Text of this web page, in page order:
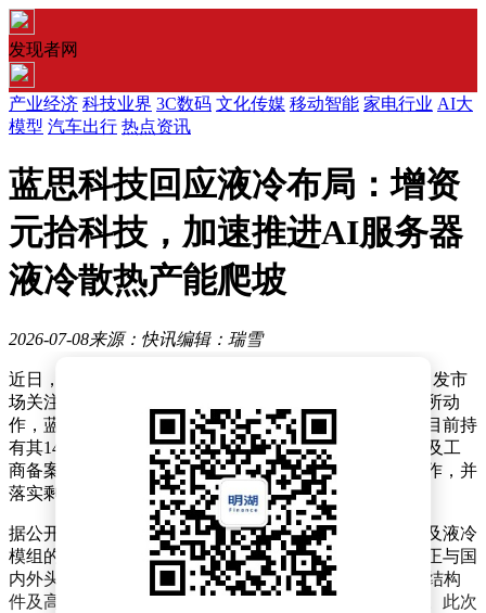
发现者网
产业经济 科技业界 3C数码 文化传媒 移动智能 家电行业 AI大
模型 汽车出行 热点资讯
蓝思科技回应液冷布局：增资
元拾科技，加速推进AI服务器
液冷散热产能爬坡
2026-07-08来源：快讯编辑：瑞雪
近日，蓝思科技（300433.SZ）在液冷技术领域的布局引发市
场关注。有投资者在互动平台询问公司是否在该领域有所动
作，蓝思科技回应称，已通过增资方式入股元拾科技，目前持
有其14.2857%股权，并完成管理层委任、注册资本变更及工
商备案登记流程。后续将推进审计、评估等尽职调查工作，并
落实剩余股权交割事宜。
据公开信息显示，元拾科技专注于新一代服务器结构件及液冷
模组的研发，其东莞松山湖园区已完成产能扩充，目前正与国
内外头部企业对接验厂流程。公司重点推进的AI服务器结构
件及高效液冷散热系统项目，已进入产能爬坡关键阶段。此次